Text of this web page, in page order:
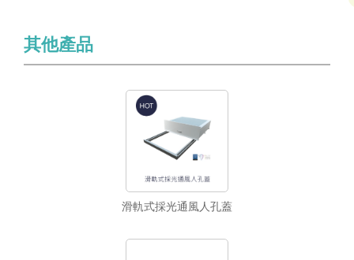
其他產品
滑軌式採光通風人孔蓋